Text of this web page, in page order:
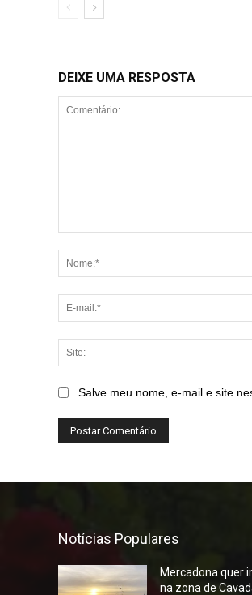
DEIXE UMA RESPOSTA
Salve meu nome, e-mail e site
Notícias Populares
Mercadona quer
na zona de